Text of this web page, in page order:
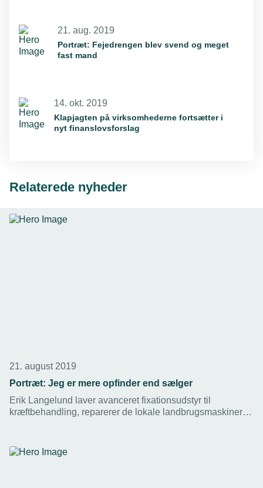
21. aug. 2019
Portræt: Fejedrengen blev svend og meget
fast mand
14. okt. 2019
Klapjagten på virksomhederne fortsætter i
nyt finanslovsforslag
Relaterede nyheder
21. august 2019
Portræt: Jeg er mere opfinder end sælger
Erik Langelund laver avanceret fixationsudstyr til
kræftbehandling, reparerer de lokale landbrugsmaskiner